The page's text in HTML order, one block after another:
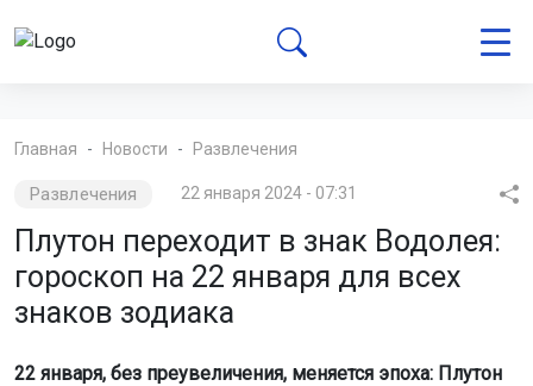
Главная Новости Развлечения
Развлечения 22 января 2024 - 07:31
Плутон переходит в знак Водолея:
гороскоп на 22 января для всех
знаков зодиака
22 января, без преувеличения, меняется эпоха: Плутон